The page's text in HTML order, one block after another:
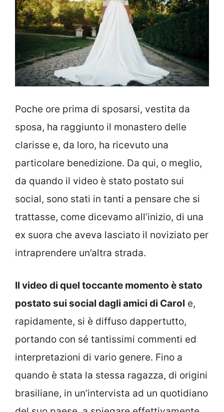
Poche ore prima di sposarsi, vestita da
sposa, ha raggiunto il monastero delle
clarisse e, da loro, ha ricevuto una
particolare benedizione. Da qui, o meglio,
da quando il video è stato postato sui
social, sono stati in tanti a pensare che si
trattasse, come dicevamo all’inizio, di una
ex suora che aveva lasciato il noviziato per
intraprendere un’altra strada.
Il video di quel toccante momento è stato
postato sui social dagli amici di Carol e,
rapidamente, si è diffuso dappertutto,
portando con sé tantissimi commenti ed
interpretazioni di vario genere. Fino a
quando è stata la stessa ragazza, di origini
brasiliane, in un’intervista ad un quotidiano